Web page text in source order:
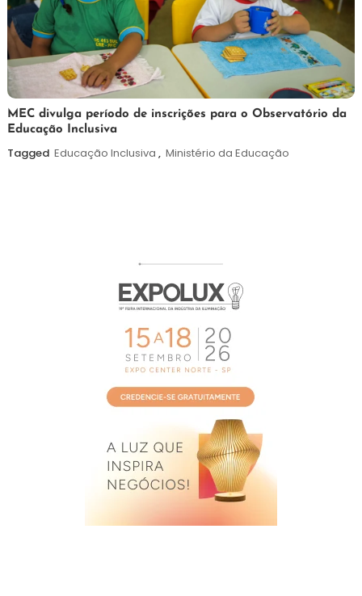
7
de
agosto
Maurilio
MEC divulga período de inscrições para o Observatório da
Educação Inclusiva
Tagged Educação Inclusiva , Ministério da Educação